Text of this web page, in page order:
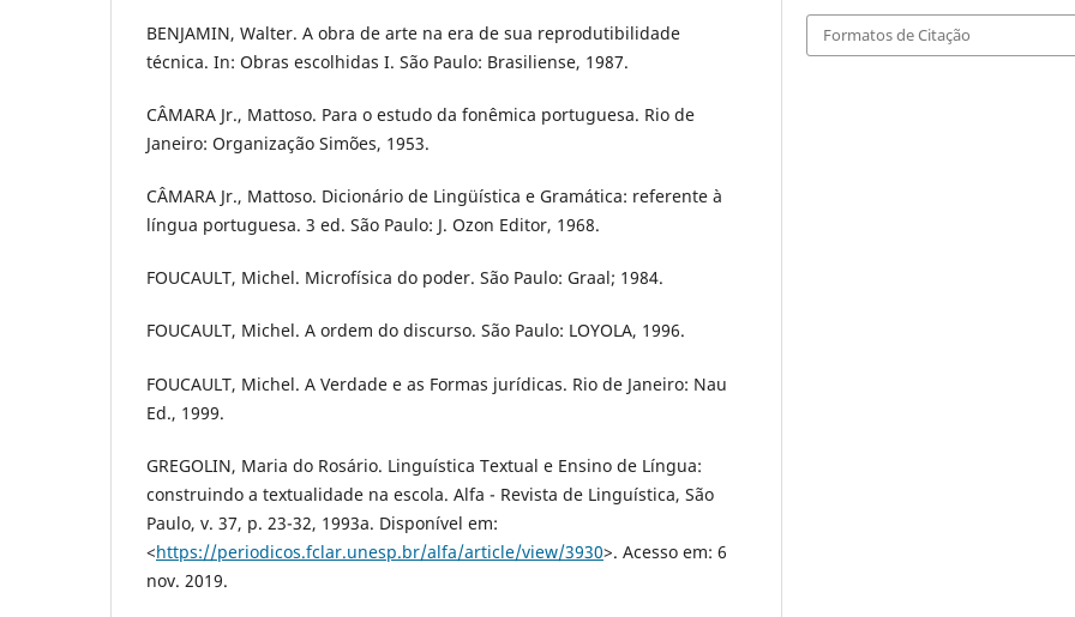
BENJAMIN, Walter. A obra de arte na era de sua reprodutibilidade
técnica. In: Obras escolhidas I. São Paulo: Brasiliense, 1987.
CÂMARA Jr., Mattoso. Para o estudo da fonêmica portuguesa. Rio de
Janeiro: Organização Simões, 1953.
CÂMARA Jr., Mattoso. Dicionário de Lingüística e Gramática: referente à
língua portuguesa. 3 ed. São Paulo: J. Ozon Editor, 1968.
FOUCAULT, Michel. Microfísica do poder. São Paulo: Graal; 1984.
FOUCAULT, Michel. A ordem do discurso. São Paulo: LOYOLA, 1996.
FOUCAULT, Michel. A Verdade e as Formas jurídicas. Rio de Janeiro: Nau
Ed., 1999.
GREGOLIN, Maria do Rosário. Linguística Textual e Ensino de Língua:
construindo a textualidade na escola. Alfa - Revista de Linguística, São
Paulo, v. 37, p. 23-32, 1993a. Disponível em:
<https://periodicos.fclar.unesp.br/alfa/article/view/3930>. Acesso em: 6
nov. 2019.
Formatos de Citação